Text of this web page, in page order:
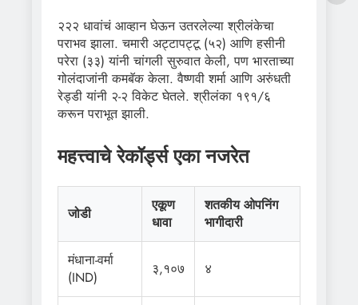
२२२ धावांचं आव्हान घेऊन उतरलेल्या श्रीलंकेचा
पराभव झाला. चमारी अट्टापट्टू (५२) आणि हसीनी
परेरा (३३) यांनी चांगली सुरुवात केली, पण भारताच्या
गोलंदाजांनी कमबॅक केला. वैष्णवी शर्मा आणि अरुंधती
रेड्डी यांनी २-२ विकेट घेतले. श्रीलंका १९१/६
करून पराभूत झाली.
महत्त्वाचे रेकॉर्ड्स एका नजरेत
जोडी
एकूण
धावा
शतकीय ओपनिंग
भागीदारी
मंधाना-वर्मा
(IND)
३,१०७ ४